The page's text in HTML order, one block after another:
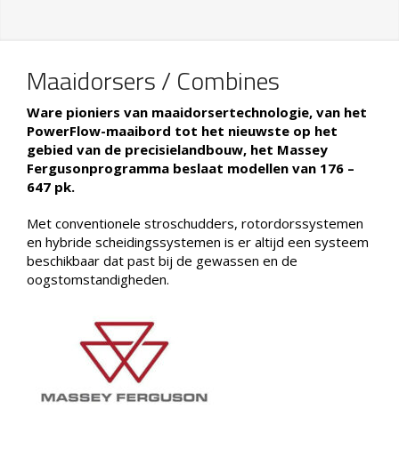
Maaidorsers / Combines
Ware pioniers van maaidorsertechnologie, van het
PowerFlow-maaibord tot het nieuwste op het
gebied van de precisielandbouw, het Massey
Fergusonprogramma beslaat modellen van 176 –
647 pk.
Met conventionele stroschudders, rotordorssystemen
en hybride scheidingssystemen is er altijd een systeem
beschikbaar dat past bij de gewassen en de
oogstomstandigheden.